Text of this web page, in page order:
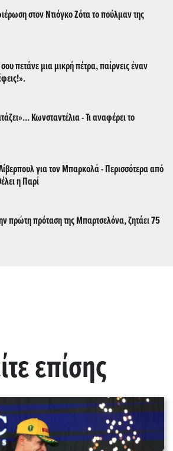
στον Ντιόγκο Ζότα το πούλμαν της
πετάνε μια μικρή πέτρα, παίρνεις έναν
Κωνσταντέλια - Τι αναφέρει το
για τον Μπαρκολά - Περισσότερα από
η Παρί
πρώτη πρόταση της Μπαρτσελόνα, ζητάει 75
επίσης